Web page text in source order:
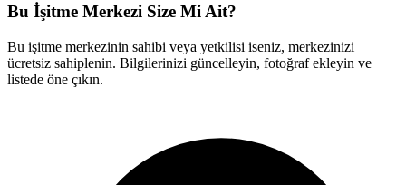
Bu İşitme Merkezi Size Mi Ait?
Bu işitme merkezinin sahibi veya yetkilisi iseniz, merkezinizi
ücretsiz sahiplenin. Bilgilerinizi güncelleyin, fotoğraf ekleyin ve
listede öne çıkın.